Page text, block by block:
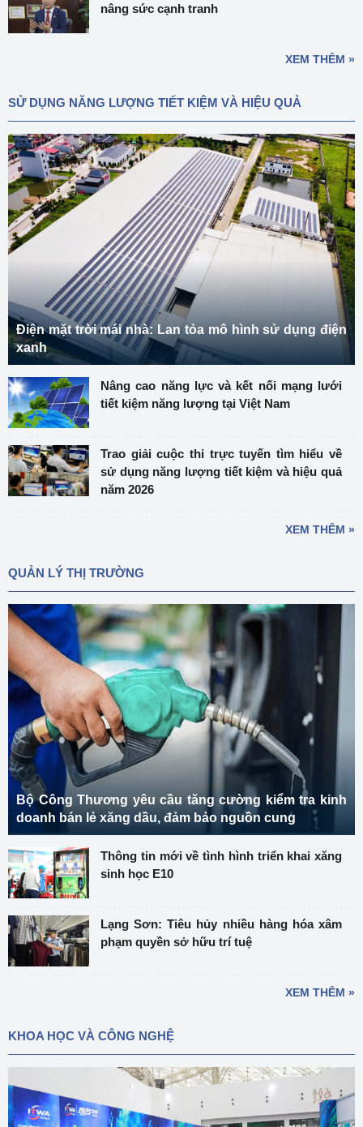
nâng sức cạnh tranh
XEM THÊM »
SỬ DỤNG NĂNG LƯỢNG TIẾT KIỆM VÀ HIỆU QUẢ
Điện mặt trời mái nhà: Lan tỏa mô hình sử dụng điện
xanh
Nâng cao năng lực và kết nối mạng lưới
tiết kiệm năng lượng tại Việt Nam
Trao giải cuộc thi trực tuyến tìm hiểu về
sử dụng năng lượng tiết kiệm và hiệu quả
năm 2026
XEM THÊM »
QUẢN LÝ THỊ TRƯỜNG
Bộ Công Thương yêu cầu tăng cường kiểm tra kinh
doanh bán lẻ xăng dầu, đảm bảo nguồn cung
Thông tin mới về tình hình triển khai xăng
sinh học E10
Lạng Sơn: Tiêu hủy nhiều hàng hóa xâm
phạm quyền sở hữu trí tuệ
XEM THÊM »
KHOA HỌC VÀ CÔNG NGHỆ